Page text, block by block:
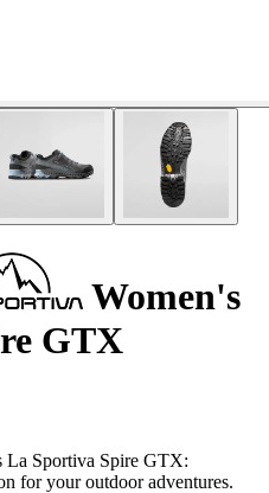
Women's
GTX
La Sportiva Spire GTX:
for your outdoor adventures.